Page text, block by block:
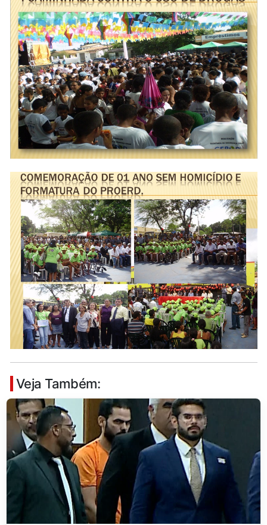
Veja Também: